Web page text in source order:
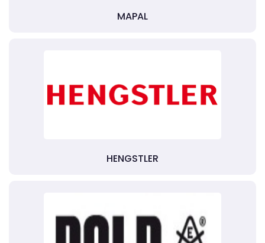
MAPAL
HENGSTLER